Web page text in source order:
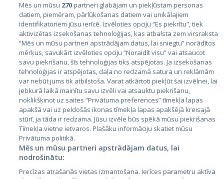
Valstis
Igaunija
Latvija
Lietuva
City24.lv
CVbankas.lt
Mēs un mūsu 270partneri glabājam un piekļūstam personas
datiem, piemēram, pārlūkošanas datiem vai unikālajiem
identifikatoriem jūsu ierīcē. Izvēloties opciju “Es piekrītu”, tiek
aktivizētas izsekošanas tehnoloģijas, kas atbalsta zem virsraksta
“Mēs un mūsu partneri apstrādājam datus, lai sniegtu” norādītos
mērķus, savukārt izvēloties opciju “Noraidīt visu” vai atsaucot
savu piekrišanu, šīs tehnoloģijas tiks atspējotas. Ja izsekošanas
tehnoloģijas ir atspējotas, daļa no redzamā satura un reklāmām
var nebūt jums tik atbilstoša. Varat atkārtoti piekļūt šai izvēlnei, lai
jebkurā laikā mainītu savu izvēli vai atsauktu piekrišanu,
noklikšķinot uz saites “Privātuma preferences” tīmekļa lapas
apakšā vai uz peldošās ikonas tīmekļa lapas apakšējā kreisajā
stūrī, ja tāda ir redzama. Jūsu izvēle būs spēkā mūsu piekrišanas
Tīmekļa vietne ietvaros. Plašāku informāciju skatiet mūsu
Privātuma politikā.
Mēs un mūsu partneri apstrādājam datus, lai
nodrošinātu:
Precīzas atrašanās vietas izmantošana. Ierīces parametru aktīva